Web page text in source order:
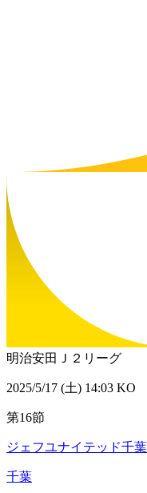
明治安田Ｊ２リーグ
2025/5/17 (土) 14:03 KO
第16節
ジェフユナイテッド千葉
千葉